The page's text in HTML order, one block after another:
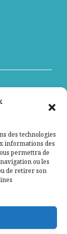
des technologies
informations des
permettra de
ou les
de retirer son